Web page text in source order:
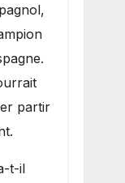
partir
t-il